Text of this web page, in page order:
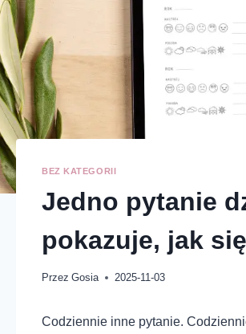
BEZ KATEGORII
Jedno pytanie
pokazuje, jak
Przez Gosia 2025-11-03
Codziennie inne pytanie.